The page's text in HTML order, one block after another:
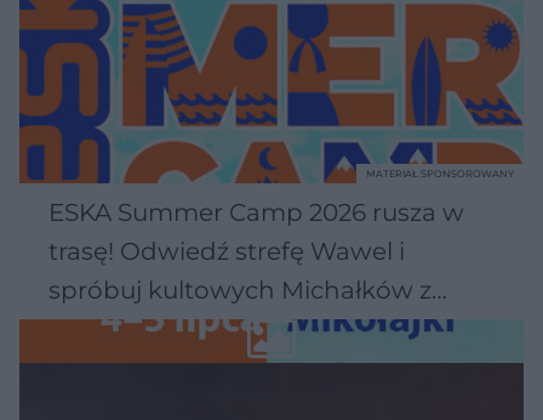
ESKA Summer Camp 2026 rusza w
trasę! Odwiedź strefę Wawel i
spróbuj kultowych Michałków z
Wawelu
MATERIAŁ SPONSOROWANY